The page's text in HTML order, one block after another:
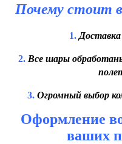
Почему стоит
1. Доставка
2. Все шары
3. Огромный выбор
Оформление
ваших